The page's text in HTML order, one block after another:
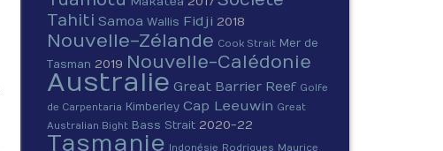
Tahiti Samoa Wallis Fidji 2018
Nouvelle-Zélande Cook Strait Mer de
Tasman 2019 Nouvelle-Calédonie
Australie Great Barrier Reef Golfe
de Carpentaria Kimberley Cap Leeuwin Great
Australian Bight Bass Strait 2020-22
Tasmanie Indonésie Rodrigues Maurice